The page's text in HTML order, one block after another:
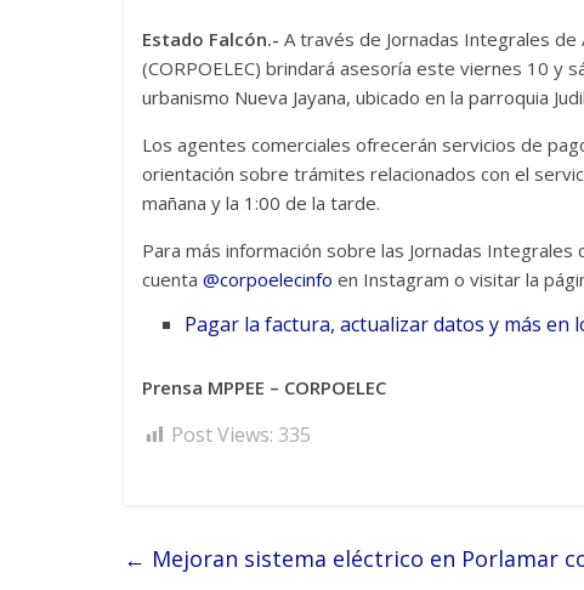
Estado Falcón.- A través de Jornadas Integrales de
(CORPOELEC) brindará asesoría este viernes 10 y
urbanismo Nueva Jayana, ubicado en la parroquia
Los agentes comerciales ofrecerán servicios de
orientación sobre trámites relacionados con el
mañana y la 1:00 de la tarde.
Para más información sobre las Jornadas
cuenta @corpoelecinfo en Instagram o visitar la
Pagar la factura, actualizar datos y más en
Prensa MPPEE – CORPOELEC
Post Views: 335
← Mejoran sistema eléctrico en Porlamar